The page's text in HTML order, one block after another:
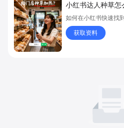
小红书达人种草怎
如何在小红书快速找
获取资料